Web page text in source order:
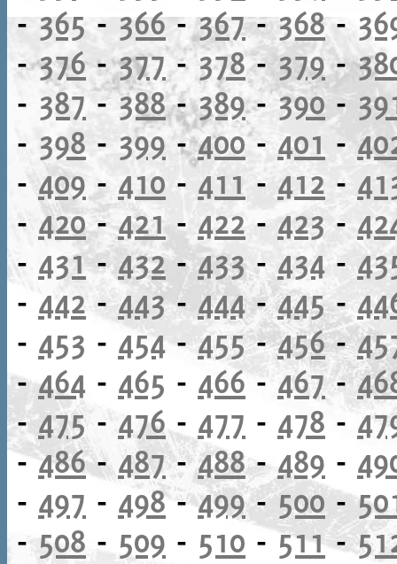
-365-366-367-368-
-376-377-378-379-
- 387-388-389-390-
- 398 - 399-400- 401 -
-409 -410 - 411 - 412 -
- 420-421-422 - 423 -
- 431-432-433- 434-
- 442 -443- 444-445-
- 453 - 454-455-456-
-464 - 465 - 466- 467-
-475-476- 477 - 478 -
-486-487-488-489 -
- 497 - 498-499-500-
-508 - 509 - 510 -511-